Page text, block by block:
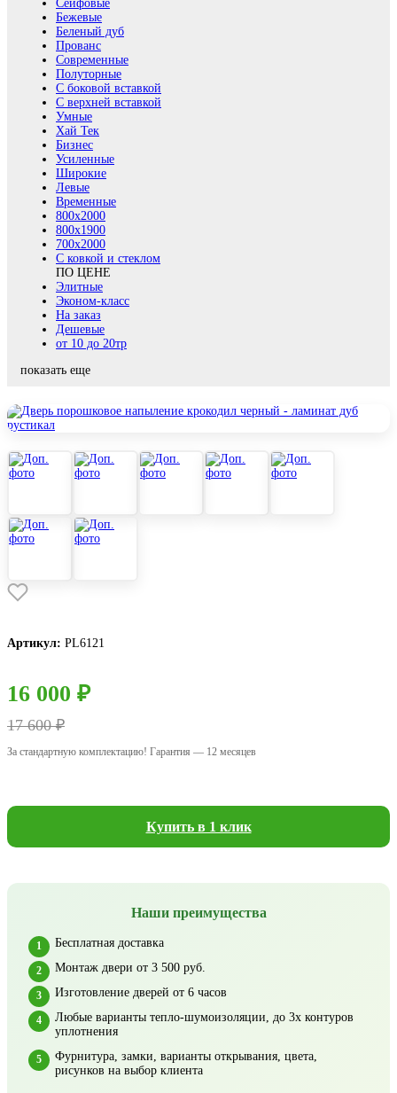
Сейфовые
Бежевые
Беленый дуб
Прованс
Современные
Полуторные
С боковой вставкой
С верхней вставкой
Умные
Хай Тек
Бизнес
Усиленные
Широкие
Левые
Временные
800х2000
800x1900
700x2000
С ковкой и стеклом
ПО ЦЕНЕ
Элитные
Эконом-класс
На заказ
Дешевые
от 10 до 20тр
показать еще
Артикул: PL6121
16 000 ₽
17 600 ₽
За стандартную комплектацию! Гарантия — 12 месяцев
Купить в 1 клик
Наши преимущества
Бесплатная доставка
Монтаж двери от 3 500 руб.
Изготовление дверей от 6 часов
Любые варианты тепло-шумоизоляции, до 3х контуров
уплотнения
Фурнитура, замки, варианты открывания, цвета,
рисунков на выбор клиента